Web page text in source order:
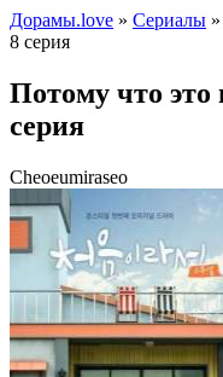
Дорамы.love » Сериалы
8 серия
Потому что это
серия
Cheoeumiraseo